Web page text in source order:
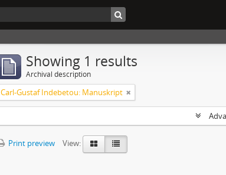
Showing 1 results
Archival description
Carl-Gustaf Indebetou: Manuskript
Print preview
View: